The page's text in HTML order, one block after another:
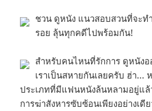
ชวน ดูหนัง แนวสอบสวนที่จะ
รอย ลุ้นทุกคดีไปพร้อมกัน!
สำหรับคนไหนที่รักการ ดูหนัง
เราเป็นสหายกันเลยครับ ฮ่า…
ประเภทที่มีแฟนหนังล้นหลามอยู่แ
การฆ่าสังหารซับซ้อนเพียงอย่างเ